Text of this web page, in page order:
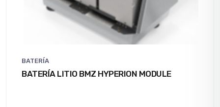
BATERÍA
BATERÍA LITIO BMZ HYPERION MODULE